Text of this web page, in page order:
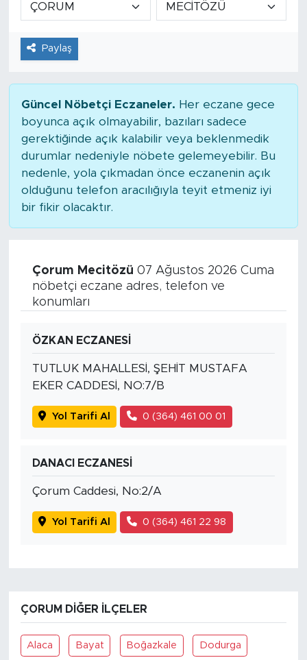
Paylaş
Güncel Nöbetçi Eczaneler. Her eczane gece
boyunca açık olmayabilir, bazıları sadece
gerektiğinde açık kalabilir veya beklenmedik
durumlar nedeniyle nöbete gelemeyebilir. Bu
nedenle, yola çıkmadan önce eczanenin açık
olduğunu telefon aracılığıyla teyit etmeniz iyi
bir fikir olacaktır.
Çorum Mecitözü 07 Ağustos 2026 Cuma
nöbetçi eczane adres, telefon ve
konumları
ÖZKAN ECZANESİ
TUTLUK MAHALLESİ, ŞEHİT MUSTAFA
EKER CADDESİ, NO:7/B
Yol Tarifi Al 0 (364) 461 00 01
DANACI ECZANESİ
Çorum Caddesi, No:2/A
Yol Tarifi Al 0 (364) 461 22 98
ÇORUM DIĞER İLÇELER
Alaca Bayat Boğazkale Dodurga
Tarihçe
Resmi İlanlar
Foto Şaka
Politika